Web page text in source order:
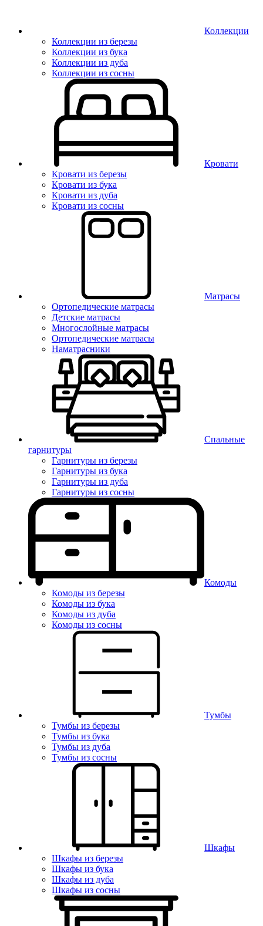
Коллекции
Коллекции из березы
Коллекции из бука
Коллекции из дуба
Коллекции из сосны
Кровати
Кровати из березы
Кровати из бука
Кровати из дуба
Кровати из сосны
Матрасы
Ортопедические матрасы
Детские матрасы
Многослойные матрасы
Ортопедические матрасы
Наматрасники
Спальные
гарнитуры
Гарнитуры из березы
Гарнитуры из бука
Гарнитуры из дуба
Гарнитуры из сосны
Комоды
Комоды из березы
Комоды из бука
Комоды из дуба
Комоды из сосны
Тумбы
Тумбы из березы
Тумбы из бука
Тумбы из дуба
Тумбы из сосны
Шкафы
Шкафы из березы
Шкафы из бука
Шкафы из дуба
Шкафы из сосны